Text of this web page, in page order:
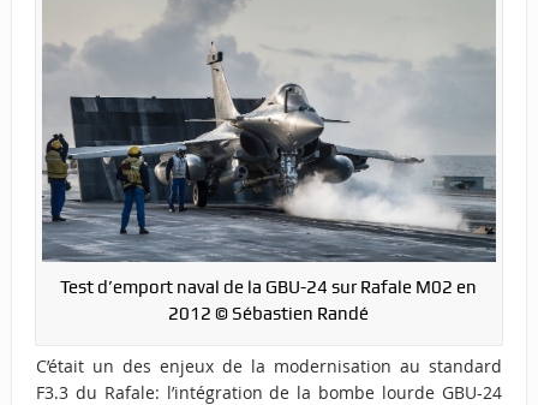
Test d’emport naval de la GBU-24 sur Rafale M02 en
2012 © Sébastien Randé
C’était un des enjeux de la modernisation au standard
F3.3 du Rafale: l’intégration de la bombe lourde GBU-24